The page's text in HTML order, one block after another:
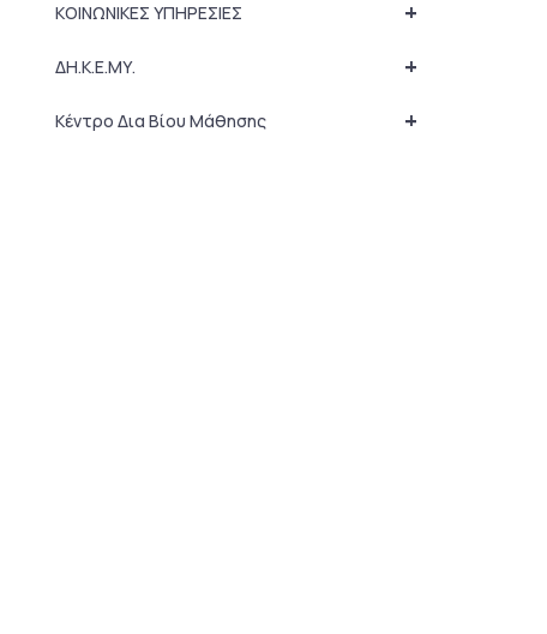
+
ΚΟΙΝΩΝΙΚΕΣ ΥΠΗΡΕΣΙΕΣ
+
ΔΗ.Κ.Ε.ΜΥ.
+
Κέντρο Δια Βίου Μάθησης